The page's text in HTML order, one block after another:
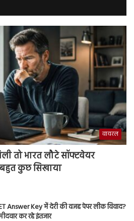
वायरल
तो भारत लौटे सॉफ्टवेयर
कुछ सिखाया
Answer Key में देरी की वजह पेपर लीक विवाद?
कर रहे इंतजार